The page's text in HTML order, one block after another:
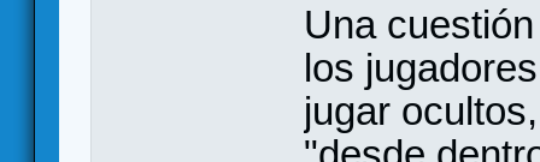
Una
los
jugar